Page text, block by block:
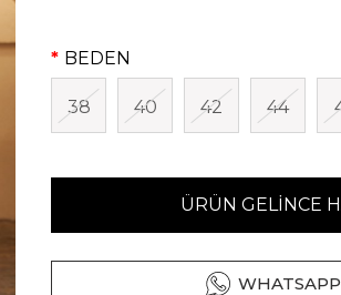
BEDEN
38 40 42 44
ÜRÜN GELİNCE